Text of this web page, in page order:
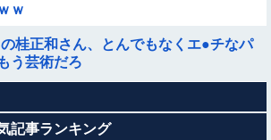
ｗ
桂正和さん、とんでもなくエ●チなパ
う芸術だろ
のおいなり巻（600円）、卑猥すぎて
記事ランキング